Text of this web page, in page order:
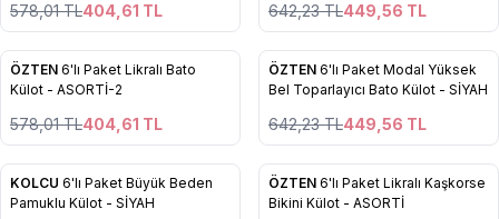
578,01TL404,61 TL 642,23TL449,56 TL
%30
Favorilere Ekle
5
ÖZTEN 6'lı Paket Likralı Bato
Külot - ASORTİ-2
578,01TL404,61 TL
%30
Favorilere Ekle
4
ÖZTEN 6'lı Paket Modal Yüksek
Bel Toparlayıcı Bato Külot - SİYAH
642,23TL449,56 TL
%30
Favorilere Ekle
5
KOLCU 6'lı Paket Büyük Beden
Pamuklu Külot - SİYAH
%30
Favorilere Ekle
ÖZTEN 6'lı Paket Likralı Kaşkorse
Bikini Külot - ASORTİ